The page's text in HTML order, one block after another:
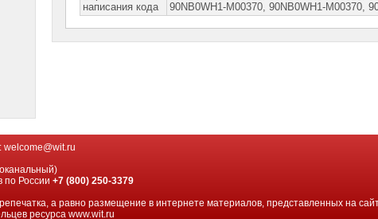
написания кода
90NВ0WН1-М00370, 90NВ0WН1-М00370,
welcome@wit.ru
по России+7 (800) 250-3379
а равно размещение в интернете материалов, представленных на
ресурса www.wit.ru